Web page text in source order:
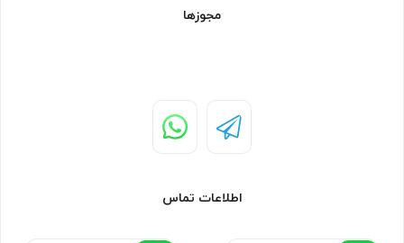
مجوزها
اطلاعات تماس